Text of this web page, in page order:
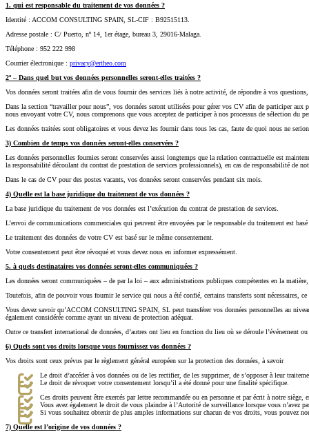
1. qui est responsable du traitement de vos données ?
Identité : ACCOM CONSULTING SPAIN, SL-CIF : B92515113.
Adresse postale : C/ Puerto, nº 14, 1er étage, bureau 3, 29016-Malaga.
Téléphone : 952 222 998
Courrier électronique : privacy@ertheo.com
2º – Dans quel but vos données personnelles seront-elles traitées ?
Vos données seront traitées afin de vous fournir des services liés à notre activité, de répondre à vos
Dans la section “travailler pour nous”, vos données seront utilisées pour gérer vos CV afin de participer
nous envoyant votre CV, nous comprenons que vous acceptez de participer à nos processus de sélection du
Les données traitées sont obligatoires et vous devez les fournir dans tous les cas, faute de quoi nous ne
3) Combien de temps vos données seront-elles conservées ?
Les données personnelles fournies seront conservées aussi longtemps que la relation contractuelle est
la responsabilité découlant du contrat de prestation de services professionnels), en cas de responsabilité de
Dans le cas de CV pour des postes vacants, vos données seront conservées pendant six mois.
4) Quelle est la base juridique du traitement de vos données ?
La base juridique du traitement de vos données est l’exécution du contrat de prestation de services.
L’envoi de communications commerciales qui peuvent être envoyées par le responsable du traitement est
Le traitement des données de votre CV est basé sur le même consentement.
Votre consentement peut être révoqué et vous devez nous en informer expressément.
5. à quels destinataires vos données seront-elles communiquées ?
Les données seront communiquées – de par la loi – aux administrations publiques compétentes en la
Toutefois, afin de pouvoir vous fournir le service qui nous a été confié, certains transferts sont nécessaires,
Vous devez savoir qu’ACCOM CONSULTING SPAIN, SL peut transférer vos données personnelles au
également considérée comme ayant un niveau de protection adéquat.
Outre ce transfert international de données, d’autres ont lieu en fonction du lieu où se déroule l’événement
6) Quels sont vos droits lorsque vous fournissez vos données ?
Vos droits sont ceux prévus par le règlement général européen sur la protection des données, à savoir
Le droit d’accéder à vos données ou de les rectifier, de les supprimer, de s’opposer à leur
Le droit de révoquer votre consentement lorsqu’il a été donné pour une finalité spécifique.
Ces droits peuvent être exercés par lettre recommandée ou en personne et par écrit à notre
Vous avez également le droit de vous plaindre à l’Autorité de surveillance lorsque vous n’avez
Si vous souhaitez obtenir de plus amples informations sur chacun de vos droits, vous pouvez
7) Quelle est l’origine de vos données ?